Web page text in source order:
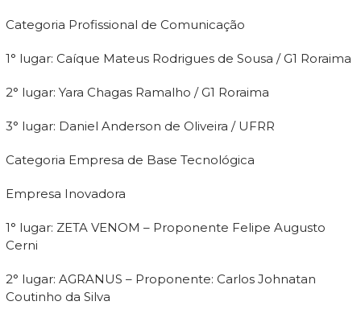
Categoria Profissional de Comunicação
1° lugar: Caíque Mateus Rodrigues de Sousa / G1 Roraima
2° lugar: Yara Chagas Ramalho / G1 Roraima
3° lugar: Daniel Anderson de Oliveira / UFRR
Categoria Empresa de Base Tecnológica
Empresa Inovadora
1° lugar: ZETA VENOM – Proponente Felipe Augusto
Cerni
2° lugar: AGRANUS – Proponente: Carlos Johnatan
Coutinho da Silva